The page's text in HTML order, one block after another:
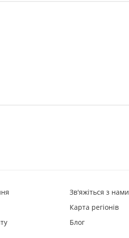
Зв'яжіться з нами
Карта регіонів
Блог